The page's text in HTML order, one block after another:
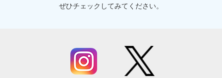
ぜひチェックしてみてください。